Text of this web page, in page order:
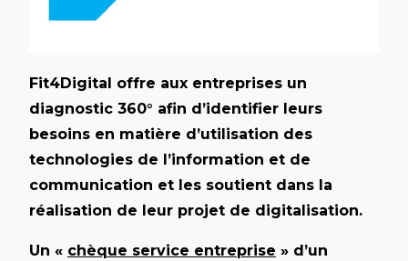
Fit4Digital offre aux entreprises un
diagnostic 360° afin d’identifier leurs
besoins en matière d’utilisation des
technologies de l’information et de
communication et les soutient dans la
réalisation de leur projet de digitalisation.
Un « chèque service entreprise » d’un